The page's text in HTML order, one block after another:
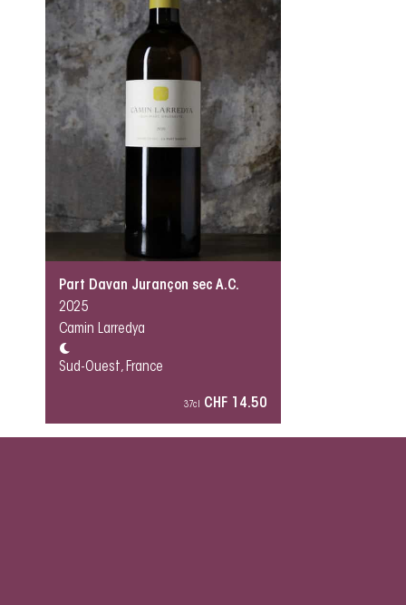
Part Davan Jurançon sec A.C.
2025
Camin Larredya
Sud-Ouest, France
37cl CHF 14.50